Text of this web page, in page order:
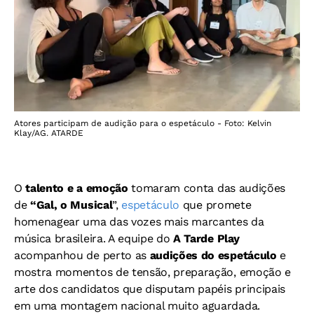
Atores participam de audição para o espetáculo - Foto: Kelvin
Klay/AG. ATARDE
Otalento e a emoção tomaram conta das audições
de“Gal, o Musical”, espetáculo que promete
homenagear uma das vozes mais marcantes da
música brasileira. A equipe doA Tarde Play
acompanhou de perto as audições do espetáculo e
mostra momentos de tensão, preparação, emoção e
arte dos candidatos que disputam papéis principais
em uma montagem nacional muito aguardada.